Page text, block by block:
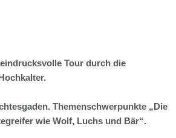
Tour durch die
Themenschwerpunkte „Die
wie Wolf, Luchs und Bär“.